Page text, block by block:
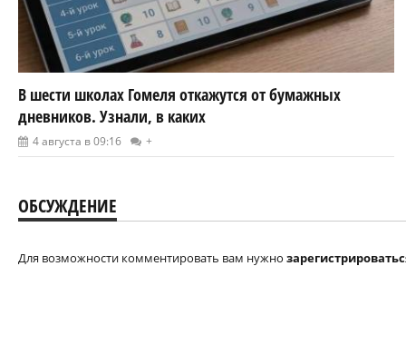
В шести школах Гомеля откажутся от бумажных
дневников. Узнали, в каких
4 августа в 09:16 +
ОБСУЖДЕНИЕ
Для возможности комментировать вам нужно